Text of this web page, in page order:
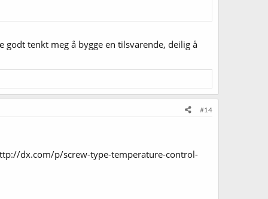
tenkt meg å bygge en tilsvarende, deilig å
#14
dx.com/p/screw-type-temperature-control-